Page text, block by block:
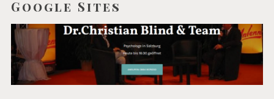
D
EI
S
M
Google Sites